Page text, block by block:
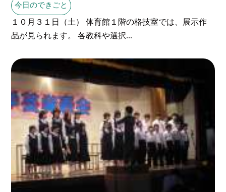
今日のできごと
１０月３１日（土） 体育館１階の格技室では、展示作
品が見られます。 各教科や選択...